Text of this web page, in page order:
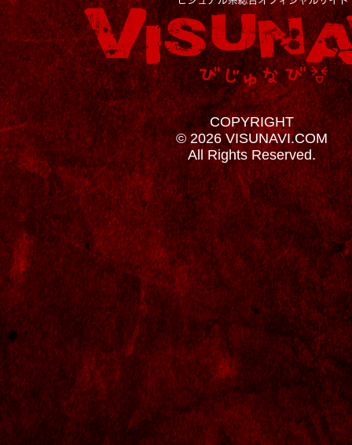
COPYRIGHT
© 2026 VISUNAVI.COM
All Rights Reserved.